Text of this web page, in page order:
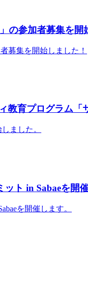
の参加者募集を開
募集を開始しました！
育プログラム
ました。
ト in Sabaeを開催
を開催します。